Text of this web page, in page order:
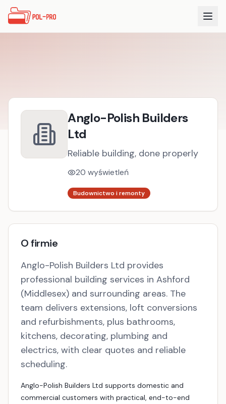
Anglo-Polish Builders
Ltd
Reliable building, done properly
20 wyświetleń
Budownictwo i remonty
O firmie
Anglo-Polish Builders Ltd provides
professional building services in Ashford
(Middlesex) and surrounding areas. The
team delivers extensions, loft conversions
and refurbishments, plus bathrooms,
kitchens, decorating, plumbing and
electrics, with clear quotes and reliable
scheduling.
Anglo-Polish Builders Ltd supports domestic and
commercial customers with practical, end-to-end